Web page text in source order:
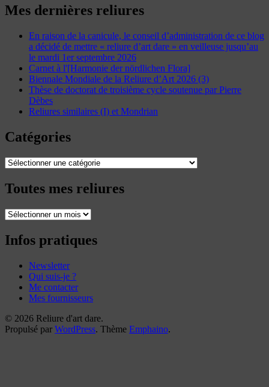
Mes dernières reliures
En raison de la canicule, le conseil d’administration de ce blog
a décidé de mettre « reliure d’art dare » en veilleuse jusqu’au
le mardi 1er septembre 2026
Carnet à l'[Harmonie der nördlichen Flora]
Biennale Mondiale de la Reliure d’Art 2026 (3)
Thèse de doctorat de troisième cycle soutenue par Pierre
Dèbes
Reliures similaires (I) et Mondrian
Catégories
Catégories
Toutes mes reliures
Toutes
reliures
Infos pratiques
Newsletter
Qui suis-je ?
Me contacter
Mes fournisseurs
© 2026 Reliure d'art dare.
Propulsé par WordPress. Thème Emphaino.